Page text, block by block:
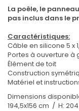
La poêle, le
pas inclus dans le
Caractéristiques:
Câble en silicone 5 x
Portes à ouverture à
Élément de toit
Construction
Matériel et
Dimensions
194,5x156 cm / H: